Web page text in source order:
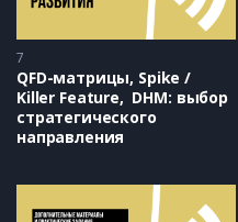
7
QFD-матрицы, Spike /
Killer Feature,  DHM: выбор
стратегического
направления